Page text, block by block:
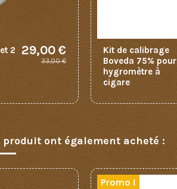
2
29,00 €
33,00 €
Kit de calibrage
Boveda 75% pour
hygromètre à
cigare
ont également acheté :
Promo !